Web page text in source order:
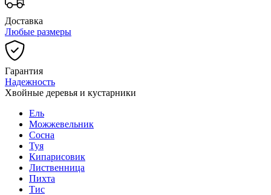
Доставка
Любые размеры
Гарантия
Надежность
Хвойные деревья и кустарники
Ель
Можжевельник
Сосна
Туя
Кипарисовик
Лиственница
Пихта
Тис